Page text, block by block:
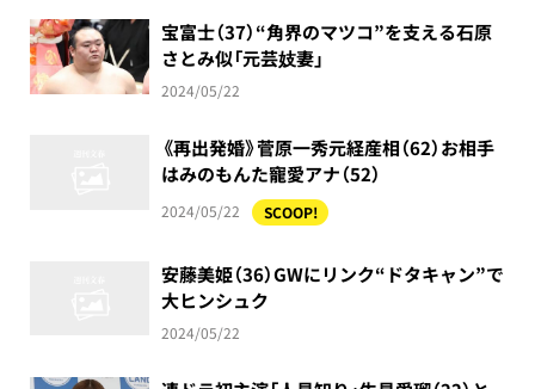
宝富士（37）“角界のマツコ”を支える石原
さとみ似「元芸妓妻」
2024/05/22
《再出発婚》菅原一秀元経産相（62）お相手
はみのもんた寵愛アナ（52）
2024/05/22 SCOOP!
安藤美姫（36）GWにリンク“ドタキャン”で
大ヒンシュク
2024/05/22